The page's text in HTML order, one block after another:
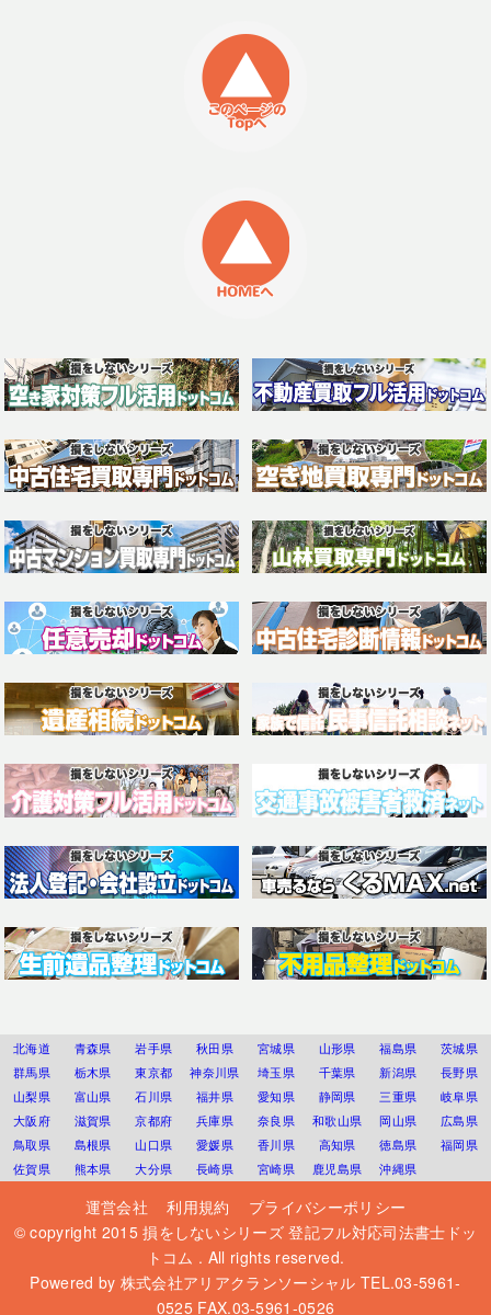
北海道 青森県 岩手県 秋田県 宮城県 山形県 福島県
茨城県
群馬県
栃木県 東京都 神奈川県 埼玉県 千葉県 新潟県
長野県
山梨県
富山県 石川県 福井県 愛知県 静岡県 三重県
岐阜県
大阪府
滋賀県 京都府 兵庫県 奈良県 和歌山県 岡山県
広島県
鳥取県
島根県 山口県 愛媛県 香川県 高知県 徳島県
福岡県
佐賀県
熊本県 大分県 長崎県 宮崎県 鹿児島県 沖縄県
運営会社 利用規約
プライバシーポリシー
© copyright 2015損をしないシリーズ 登記フル対応司法書士ドッ
トコム . All rights reserved.
Powered by 株式会社アリアクランソーシャル TEL.03-5961-
0525 FAX.03-5961-0526